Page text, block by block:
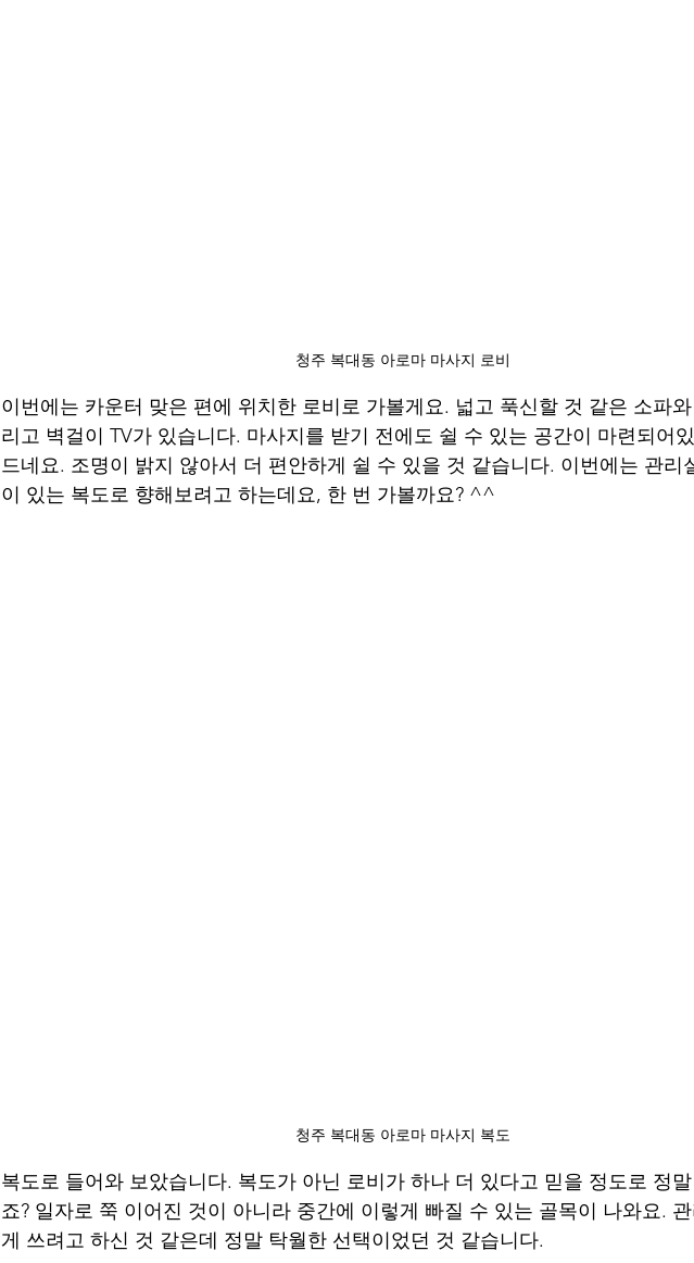
청주 복대동 아로마 마사지 로비
이번에는 카운터 맞은 편에 위치한 로비로 가볼게요. 넓고 푹신할 것 같은 소파
리고 벽걸이 TV가 있습니다. 마사지를 받기 전에도 쉴 수 있는 공간이 마련되어
드네요. 조명이 밝지 않아서 더 편안하게 쉴 수 있을 것 같습니다. 이번에는 관리
이 있는 복도로 향해보려고 하는데요, 한 번 가볼까요? ^^
청주 복대동 아로마 마사지 복도
복도로 들어와 보았습니다. 복도가 아닌 로비가 하나 더 있다고 믿을 정도로 정
죠? 일자로 쭉 이어진 것이 아니라 중간에 이렇게 빠질 수 있는 골목이 나와요.
게 쓰려고 하신 것 같은데 정말 탁월한 선택이었던 것 같습니다.